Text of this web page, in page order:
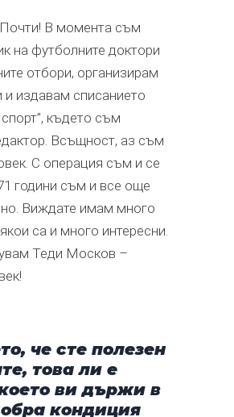
Почти! В момента съм
на футболните доктори
отбори, организирам
издавам списанието
където съм
Всъщност, аз съм
С операция съм и се
години съм и все още
Виждате имам много
са и много интересни.
Теди Москов –
че сте полезен
това ли е
ви държи в
кондиция